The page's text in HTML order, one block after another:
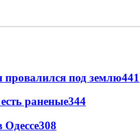
провалился под землю441
раненые344
Одессе308